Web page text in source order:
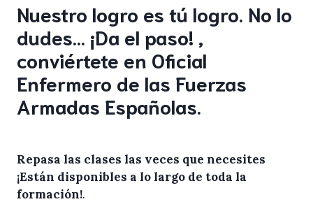
Nuestro logro es tú logro. No lo
dudes… ¡Da el paso! ,
conviértete en Oficial
Enfermero de las Fuerzas
Armadas Españolas.
Repasa las clases las veces que necesites
¡Están disponibles a lo largo de toda la
formación!.